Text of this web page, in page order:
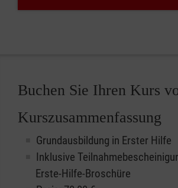
Buchen Sie Ihren Kurs
Kurszusammenfassung
Grundausbildung in Erster Hilfe
Inklusive
Erste-Hilfe-Broschüre